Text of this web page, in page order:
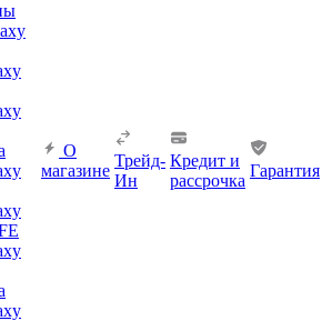
О
магазине
Трейд-
Ин
Кредит и
рассрочка
Гарантия